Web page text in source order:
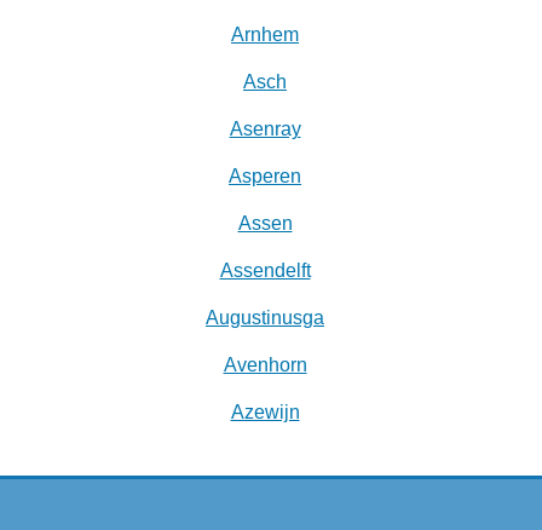
Arnhem
Asch
Asenray
Asperen
Assen
Assendelft
Augustinusga
Avenhorn
Azewijn